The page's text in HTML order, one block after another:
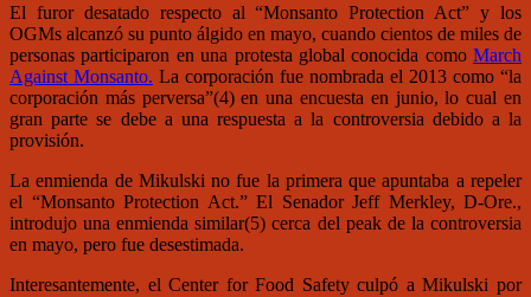
El furor desatado respecto al “Monsanto Protection Act” y los
OGMs alcanzó su punto álgido en mayo, cuando cientos de miles de
personas participaron en una protesta global conocida como March
Against Monsanto. La corporación fue nombrada el 2013 como “la
corporación más perversa”(4) en una encuesta en junio, lo cual en
gran parte se debe a una respuesta a la controversia debido a la
provisión.
La enmienda de Mikulski no fue la primera que apuntaba a repeler
el “Monsanto Protection Act.” El Senador Jeff Merkley, D-Ore.,
introdujo una enmienda similar(5) cerca del peak de la controversia
en mayo, pero fue desestimada.
Interesantemente, el Center for Food Safety culpó a Mikulski por